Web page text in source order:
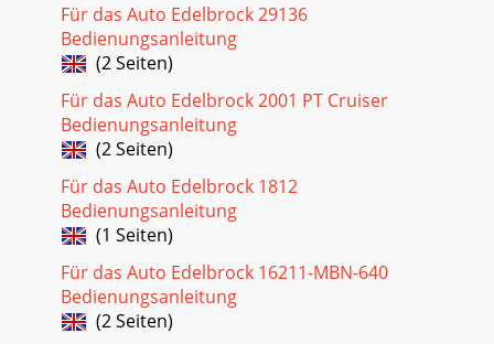
Für das Auto Edelbrock 29136
Bedienungsanleitung
(2 Seiten)
Für das Auto Edelbrock 2001 PT Cruiser
Bedienungsanleitung
(2 Seiten)
Für das Auto Edelbrock 1812
Bedienungsanleitung
(1 Seiten)
Für das Auto Edelbrock 16211-MBN-640
Bedienungsanleitung
(2 Seiten)